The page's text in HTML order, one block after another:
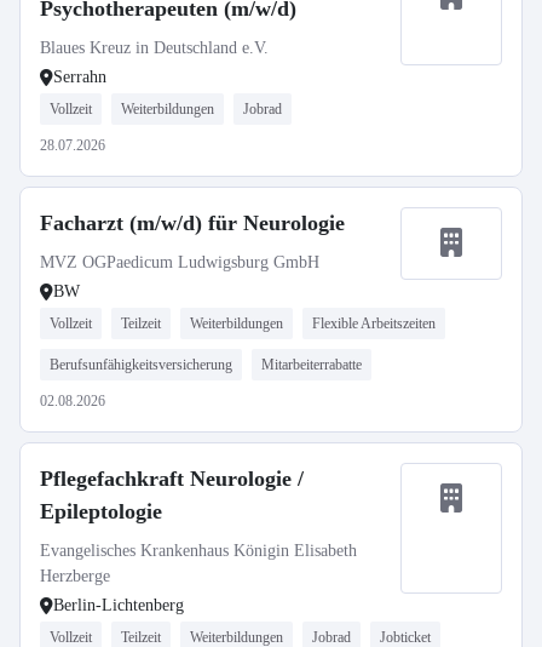
Psychotherapeuten (m/w/d)
Blaues Kreuz in Deutschland e.V.
Serrahn
Vollzeit Weiterbildungen Jobrad
28.07.2026
Facharzt (m/w/d) für Neurologie
MVZ OGPaedicum Ludwigsburg GmbH
BW
Vollzeit Teilzeit Weiterbildungen Flexible Arbeitszeiten
Berufsunfähigkeitsversicherung Mitarbeiterrabatte
02.08.2026
Pflegefachkraft Neurologie /
Epileptologie
Evangelisches Krankenhaus Königin Elisabeth
Herzberge
Berlin-Lichtenberg
Vollzeit Teilzeit Weiterbildungen Jobrad Jobticket